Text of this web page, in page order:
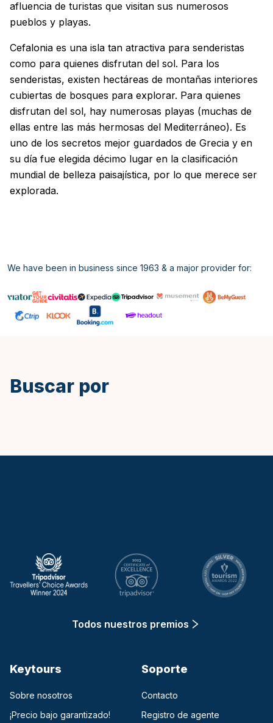
afluencia de turistas que visitan sus numerosos
pueblos y playas.
Cefalonia es una isla tan atractiva para senderistas
como para quienes disfrutan del sol. Para los
senderistas, existen hectáreas de montañas interiores
cubiertas de bosques para explorar. Para quienes
disfrutan del sol, hay numerosas playas (muchas de
ellas entre las más hermosas del Mediterráneo). Es
uno de los secretos mejor guardados de Grecia y en
su día fue elegida décimo lugar en la clasificación
mundial de belleza paisajística, por lo que merece ser
explorada.
We have been in business since 1963 & a major provider for:
Buscar por
Todos nuestros premios
Keytours
Sobre nosotros
¡Precio bajo garantizado!
Soporte
Contacto
Registro de agente